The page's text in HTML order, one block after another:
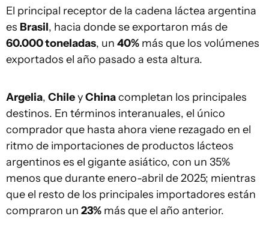
El principal receptor de la cadena láctea argentina
es Brasil, hacia donde se exportaron más de
60.000 toneladas, un 40% más que los volúmenes
exportados el año pasado a esta altura.
Argelia, ChileyChinacompletan los principales
destinos. En términos interanuales, el único
comprador que hasta ahora viene rezagado en el
ritmo de importaciones de productos lácteos
argentinos es el gigante asiático, con un 35%
menos que durante enero-abril de 2025; mientras
que el resto de los principales importadores están
compraron un 23% más que el año anterior.